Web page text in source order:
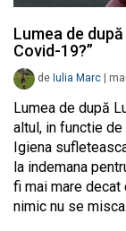
Lumea de
Covid-19?”
de Iulia Marc
Lumea de după
altul, in functie
Igiena
la indemana
fi mai mare decat
nimic nu se